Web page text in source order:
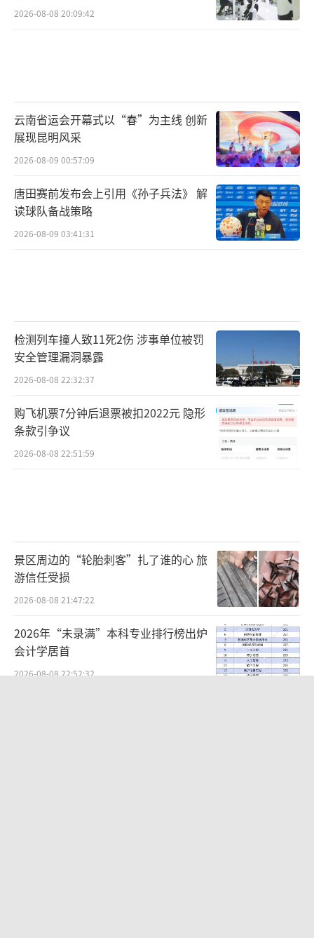
2026-08-08 20:09:42
云南省运会开幕式以“春”为主线 创新
展现昆明风采
2026-08-09 00:57:09
唐田赛前发布会上引用《孙子兵法》 解
读球队备战策略
2026-08-09 03:41:31
检测列车撞人致11死2伤 涉事单位被罚
安全管理漏洞暴露
2026-08-08 22:32:37
购飞机票7分钟后退票被扣2022元 隐形
条款引争议
2026-08-08 22:51:59
景区周边的“轮胎刺客”扎了谁的心 旅
游信任受损
2026-08-08 21:47:22
2026年“未录满”本科专业排行榜出炉
会计学居首
2026-08-08 22:52:32